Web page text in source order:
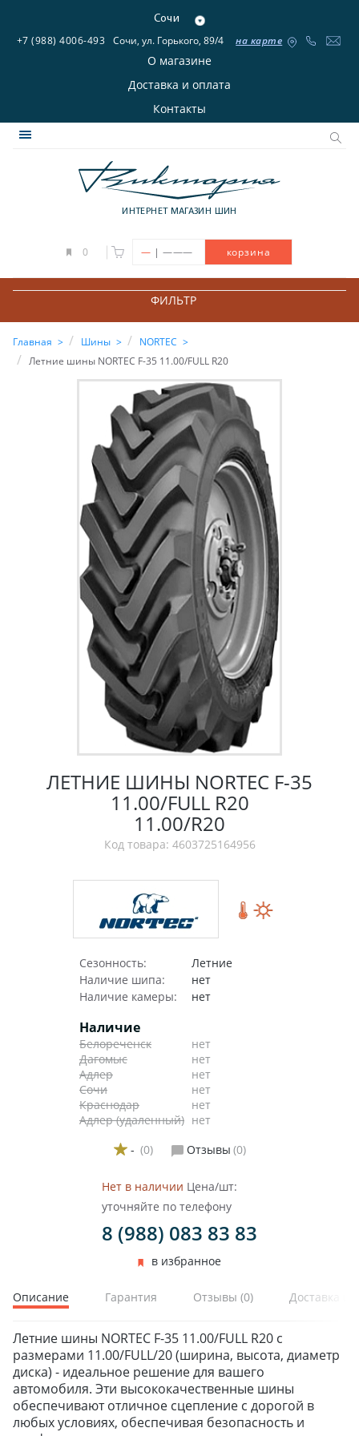
Сочи
+7 (988) 4006-493 Сочи, ул. Горького, 89/4 на карте
О магазине
Доставка и оплата
Контакты
ИНТЕРНЕТ МАГАЗИН ШИН
0 — | ——— корзина
ФИЛЬТР
Главная Шины
NORTEC
Летние шины NORTEC F-35 11.00/FULL R20
ЛЕТНИЕ ШИНЫ NORTEC F-35
11.00/FULL R20
11.00/R20
Код товара: 4603725164956
Сезонность:
Летние
Наличие шипа:
нет
Наличие камеры:
нет
Наличие
Белореченск
нет
Дагомыс
нет
Адлер
нет
Сочи
нет
Краснодар
нет
Адлер (удаленный) нет
- (0) Отзывы (0)
Нет в наличии Цена/шт:
уточняйте по телефону
8 (988) 083 83 83
в избранное
Описание Гарантия Отзывы (0) Доставка и
Летние шины NORTEC F-35 11.00/FULL R20 с
размерами 11.00/FULL/20 (ширина, высота, диаметр
диска) - идеальное решение для вашего
автомобиля. Эти высококачественные шины
обеспечивают отличное сцепление с дорогой в
любых условиях, обеспечивая безопасность и